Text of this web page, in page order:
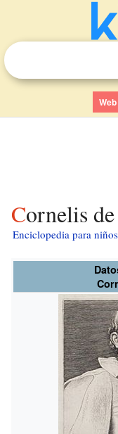
Web
Cornelis
Enciclopedia para niños